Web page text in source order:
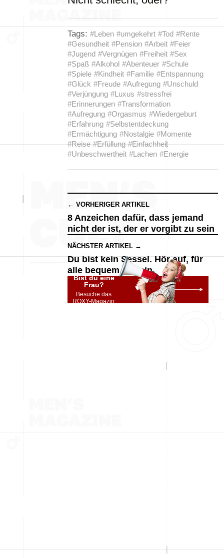
Tags: #Leben #umgekehrt #Tod #Rente
#Gesundheit #Pension #Arbeit #Feier
#Jugend #Vergnügen #Freiheit #Sex
#Spaß #Alkohol #Abenteuer #Schule
#Spiele #Kindheit #Familie #Entspannung
#Glück #Freude #Aufregung #Unschuld
#Verjüngung #Luxus #stressfrei
#Erinnerungen #Transformation
#Aufregung #Orgasmus #Wiedergeburt
#Erfahrung #Selbstentdeckung
#Ermächtigung #Nostalgie #Momente
#Reise #Erfüllung #Einfachheit
#Unbeschwertheit #Lachen #Energie
← VORHERIGER ARTIKEL
8 Anzeichen dafür, dass jemand
nicht der ist, der er vorgibt zu sein
NÄCHSTER ARTIKEL →
Du bist kein Sessel. Hör auf, für
alle bequem zu sein
Bist du eine
Frau?
Besuche das
ROXY-Magazin